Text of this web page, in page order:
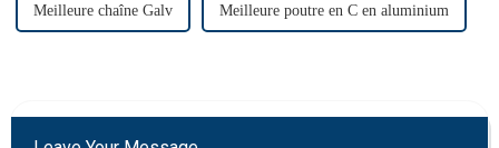
Meilleure chaîne Galv Meilleure poutre en C en aluminium